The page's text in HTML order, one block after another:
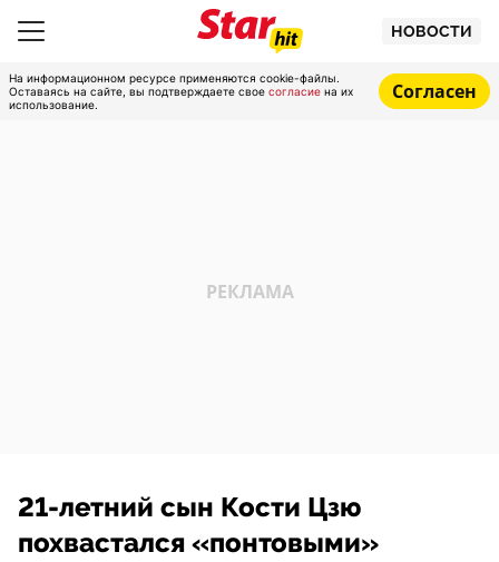
НОВОСТИ
На информационном ресурсе применяются cookie-файлы.
Оставаясь на сайте, вы подтверждаете свое согласие на их
использование.
Согласен
21-летний сын Кости Цзю
похвастался «понтовыми»